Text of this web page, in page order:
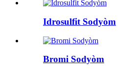
Idrosulfit Sodyòm
Bromi Sodyòm